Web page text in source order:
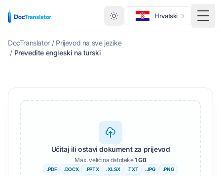
Hrvatski
DocTranslator / Prijevod na sve jezike
/ Prevedite engleski na turski
Učitaj ili ostavi dokument za prijevod
Max. veličina datoteke1 GB
.PDF .DOCX .PPTX . XLSX .TXT .JPG
.PNG